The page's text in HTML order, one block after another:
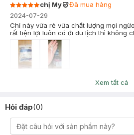
chị My
Đã mua hàng
2024-07-29
Chỉ này vừa rẻ vừa chất lượng mọi
rất tiện lợi luôn có đi du lịch thì không
Đã mua hàng
Xem tất cả
Hỏi đáp(0)